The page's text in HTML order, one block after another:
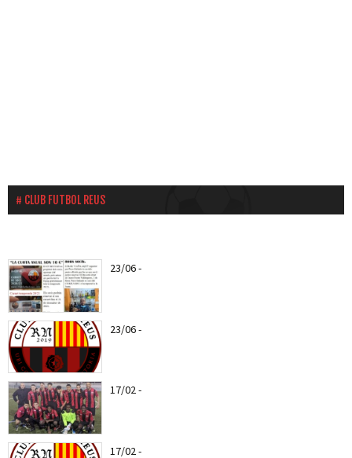
CLUB FUTBOL REUS
23/06-
23/06-
17/02-
17/02-